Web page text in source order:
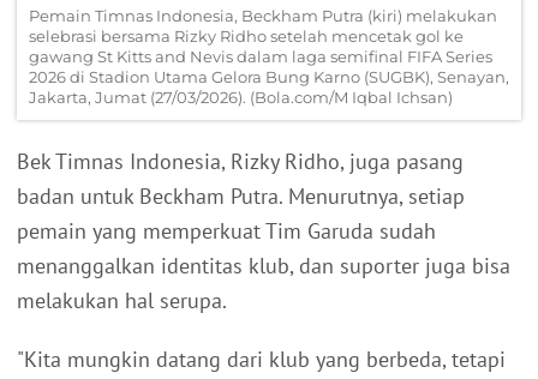
Pemain Timnas Indonesia, Beckham Putra (kiri) melakukan
selebrasi bersama Rizky Ridho setelah mencetak gol ke
gawang St Kitts and Nevis dalam laga semifinal FIFA Series
2026 di Stadion Utama Gelora Bung Karno (SUGBK), Senayan,
Jakarta, Jumat (27/03/2026). (Bola.com/M Iqbal Ichsan)
Bek Timnas Indonesia, Rizky Ridho, juga pasang
badan untuk Beckham Putra. Menurutnya, setiap
pemain yang memperkuat Tim Garuda sudah
menanggalkan identitas klub, dan suporter juga bisa
melakukan hal serupa.
"Kita mungkin datang dari klub yang berbeda, tetapi